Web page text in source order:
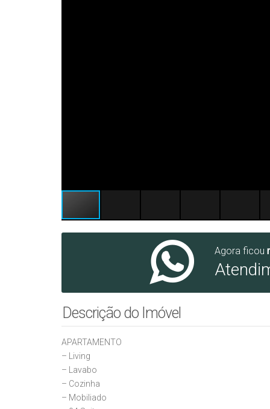
Agora ficou
Descrição do Imóvel
APARTAMENTO
– Living
– ⁠Lavabo
– ⁠Cozinha
– ⁠Mobiliado